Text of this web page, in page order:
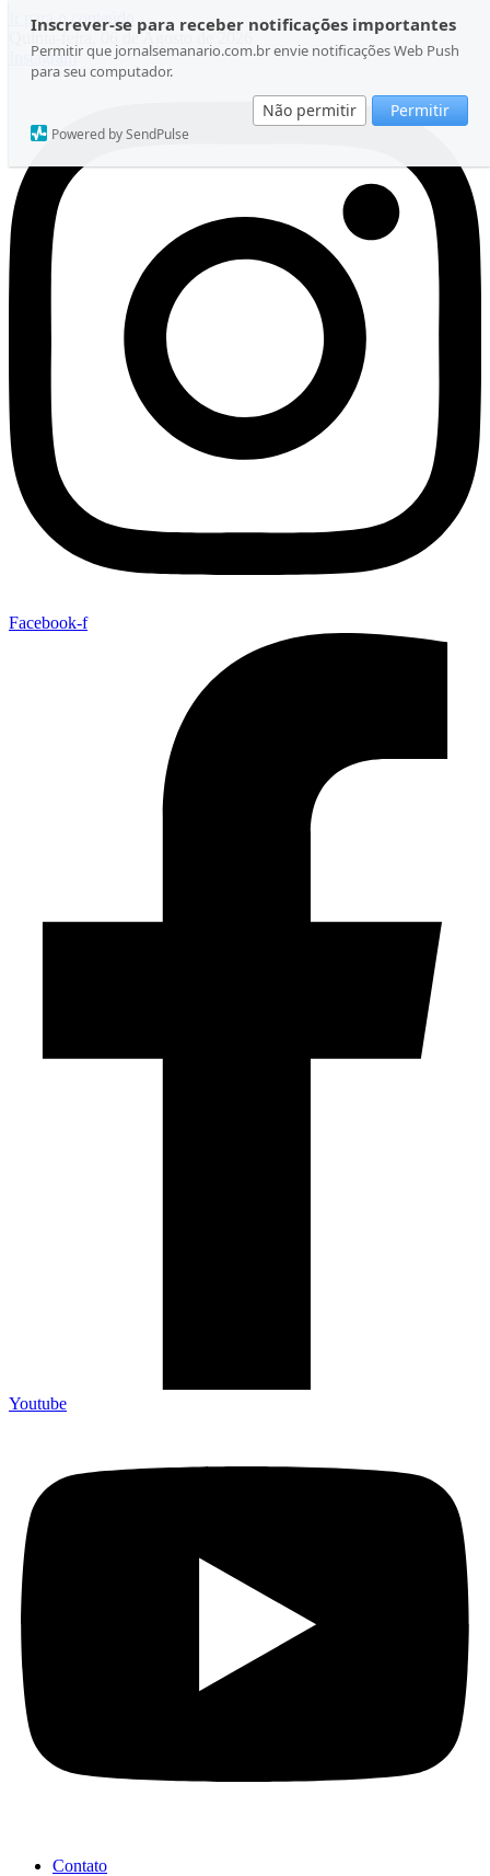
Inscrever-se para receber notificações importantes
Permitir que jornalsemanario.com.br envie notificações Web Push
para seu computador.
Não permitir Permitir
Powered by SendPulse
Ir para o conteúdo
Quinta-feira, 06 de Agosto de 2026
Instagram
Facebook-f
Youtube
Contato